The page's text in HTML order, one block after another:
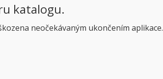
katalogu.
neočekávaným ukončením aplikace.